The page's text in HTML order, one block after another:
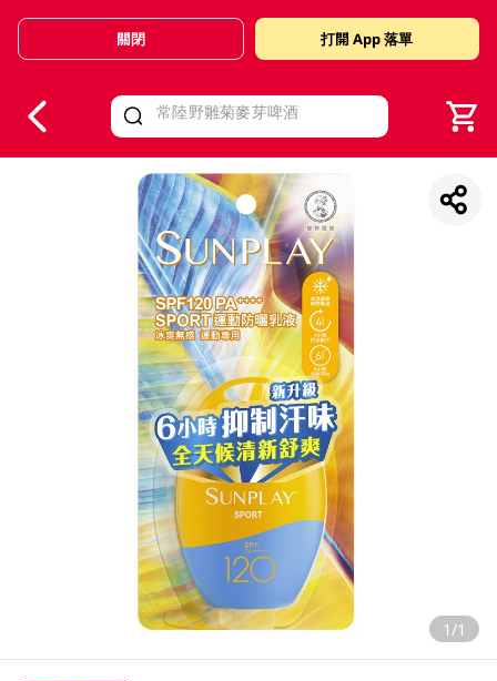
Valid Until 30 June 2026
關閉 打開 App 落單
1/1